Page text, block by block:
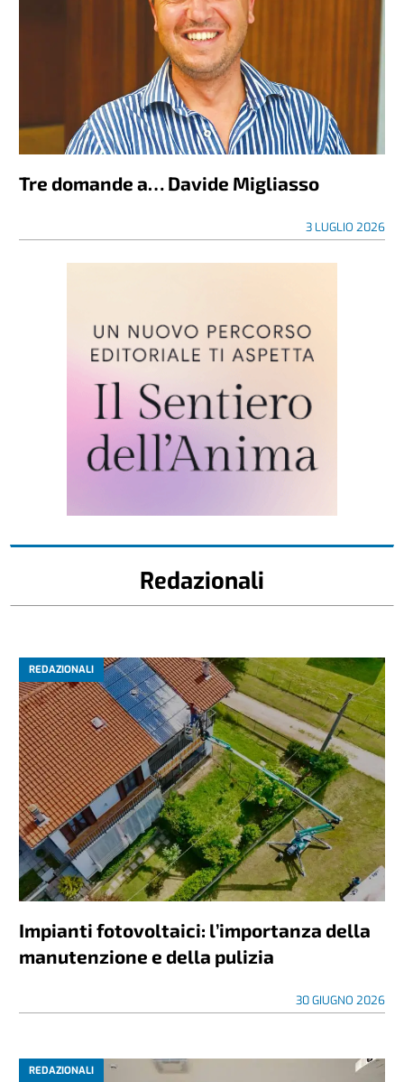
Tre domande a… Davide Migliasso
3 LUGLIO 2026
Redazionali
REDAZIONALI
Impianti fotovoltaici: l’importanza della
manutenzione e della pulizia
30 GIUGNO 2026
REDAZIONALI